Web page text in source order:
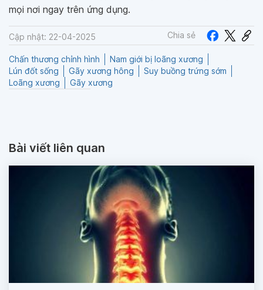
mọi nơi ngay trên ứng dụng.
Cập nhật: 22-04-2025 Chia sẻ
Chấn thương chỉnh hình
Nam giới bị loãng xương
Lún đốt sống
Gãy xương hông
Suy buồng trứng sớm
Loãng xương
Gãy xương
Bài viết liên quan